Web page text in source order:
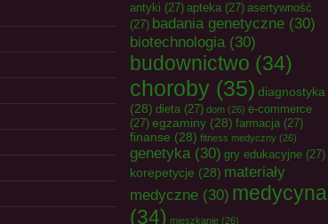
antyki (27) apteka (27) asertywność
(27) badania genetyczne (30)
biotechnologia(30)
budownictwo (34)
choroby (35) diagnostyka
(28) dieta (27) dom (26) e-commerce
(27) egzaminy (28) farmacja (27)
finanse (28) fitness medyczny (26)
genetyka(30) gry edukacyjne (27)
korepetycje (28) materiały
medyczne (30) medycyna
(34) mieszkanie (26)